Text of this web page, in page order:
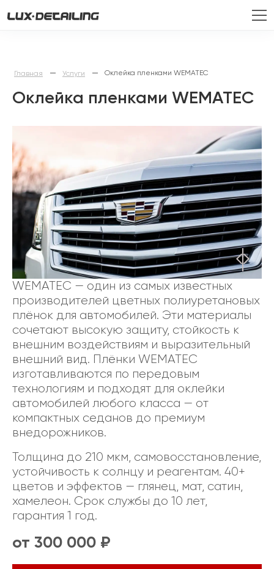
Главная — Услуги — Оклейка пленками WEMATEC
Оклейка пленками WEMATEC
WEMATEC — один из самых известных
производителей цветных полиуретановых
плёнок для автомобилей. Эти материалы
сочетают высокую защиту, стойкость к
внешним воздействиям и выразительный
внешний вид. Плёнки WEMATEC
изготавливаются по передовым
технологиям и подходят для оклейки
автомобилей любого класса — от
компактных седанов до премиум
внедорожников.
Толщина до 210 мкм, самовосстановление,
устойчивость к солнцу и реагентам. 40+
цветов и эффектов — глянец, мат, сатин,
хамелеон. Срок службы до 10 лет,
гарантия 1 год.
от 300 000 ₽